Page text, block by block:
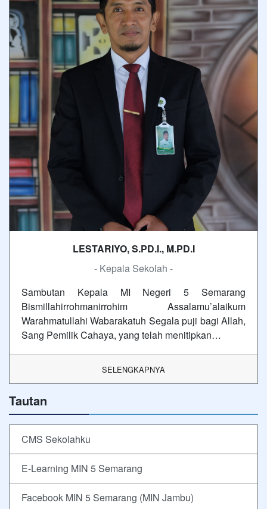
LESTARIYO, S.PD.I., M.PD.I
- Kepala Sekolah -
Sambutan Kepala MI Negeri 5 Semarang
Bismillahirrohmanirrohim Assalamu’alaikum
Warahmatullahi Wabarakatuh Segala puji bagi Allah,
Sang Pemilik Cahaya, yang telah menitipkan…
SELENGKAPNYA
Tautan
CMS Sekolahku
E-Learning MIN 5 Semarang
Facebook MIN 5 Semarang (MIN Jambu)